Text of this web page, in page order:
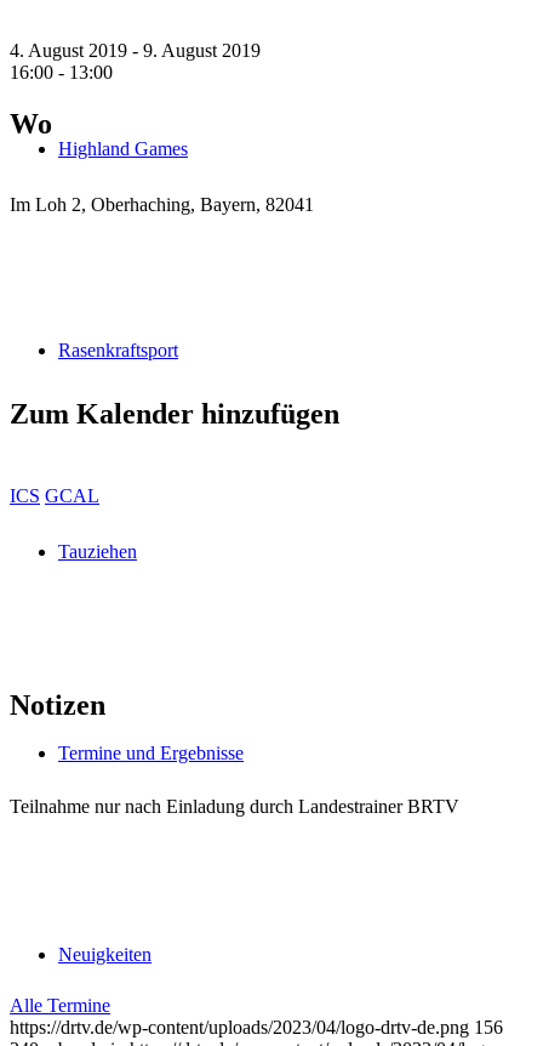
Highland Games
Rasenkraftsport
Tauziehen
Termine und Ergebnisse
Neuigkeiten
4. August 2019 - 9. August 2019
16:00 - 13:00
Wo
Im Loh 2, Oberhaching, Bayern, 82041
Zum Kalender hinzufügen
ICS GCAL
Notizen
Teilnahme nur nach Einladung durch Landestrainer BRTV
Alle Termine
https://drtv.de/wp-content/uploads/2023/04/logo-drtv-de.png 156